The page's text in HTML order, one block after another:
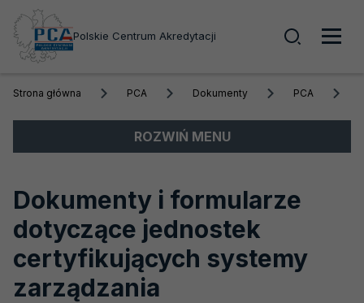
Polskie Centrum Akredytacji
Strona główna PCA Dokumenty PCA
ROZWIŃ MENU
Obszary akredytacji
Akredytowane podmioty
Akredytacja krok po kroku
Dokumenty i formularze
dotyczące jednostek
certyfikujących systemy
zarządzania